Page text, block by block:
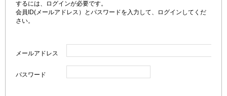
するには、ログインが必要です。
会員ID(メールアドレス）とパスワードを入力して、ログインしてくだ
さい。
メールアドレス
パスワード